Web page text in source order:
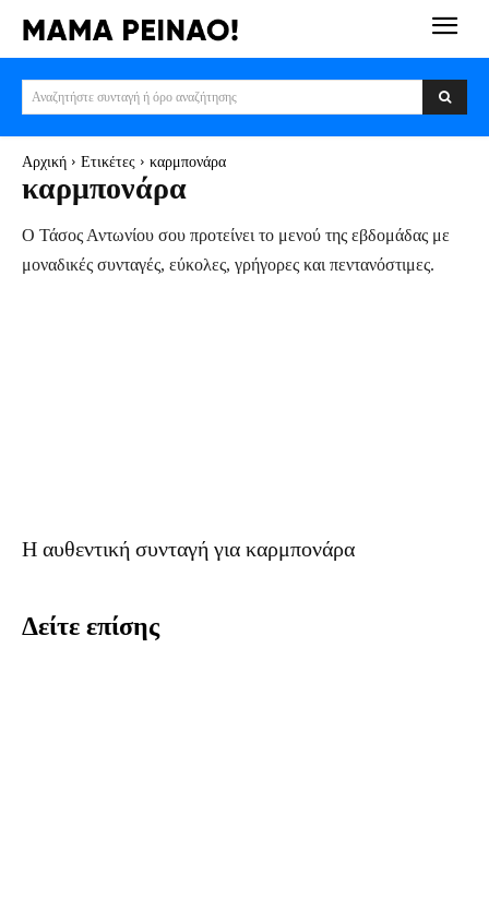
Αναζητήστε συνταγή ή όρο αναζήτησης
Αρχική Ετικέτες καρμπονάρα
καρμπονάρα
Ο Τάσος Αντωνίου σου προτείνει το μενού της εβδομάδας με
μοναδικές συνταγές, εύκολες, γρήγορες και πεντανόστιμες.
Η αυθεντική συνταγή για καρμπονάρα
Δείτε επίσης